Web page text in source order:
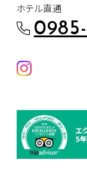
ホテル直通